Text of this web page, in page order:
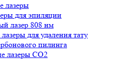
лазеры
для эпиляции
лазер 808 нм
для удаления тату
пилинга
лазеры CO2